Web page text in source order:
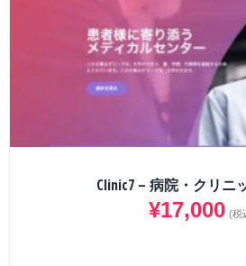
Clinic7 – 病院・クリニ
¥17,000 (税